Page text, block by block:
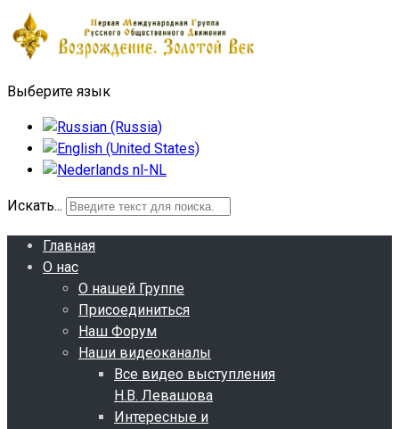
Выберите язык
Искать...
Главная
О нас
О нашей Группе
Присоединиться
Наш Форум
Наши видеоканалы
Все видео выступления
Н.В. Левашова
Интересные и